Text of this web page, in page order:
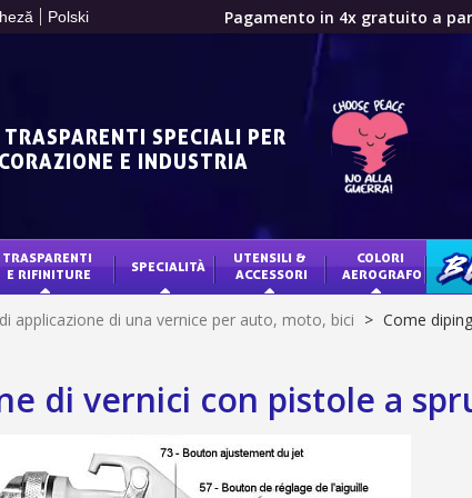
Polski
Pagamento in 4x gratuito a
Tuo preventivo
Condividi le tue
Raccogliere punti
Restituzione dei
5€ di sconto
10€ di buono
Iscriviti alla
Consegna
Pagamento in 4x gratuito a
Condividi le tue
Raccogliere
Restituzione dei
SPECIALI PER
E INDUSTRIA
TRASPARENTI
E RIFINITURE
SPECIALITÀ
UTENSILI &
ACCESSORI
COLORI
AEROGRAFO
applicazione di una vernice per auto, moto, bici > Come
di vernici con pistole a